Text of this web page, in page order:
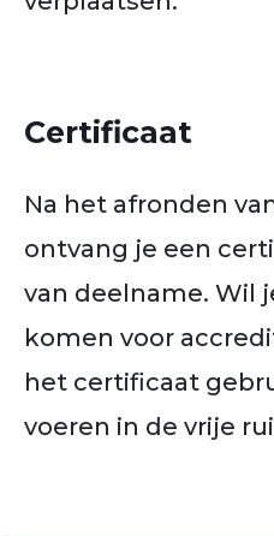
Certificaat
Na het afronden
ontvang je een
van deelname. Wil
komen voor
het certificaat
voeren in de vrije